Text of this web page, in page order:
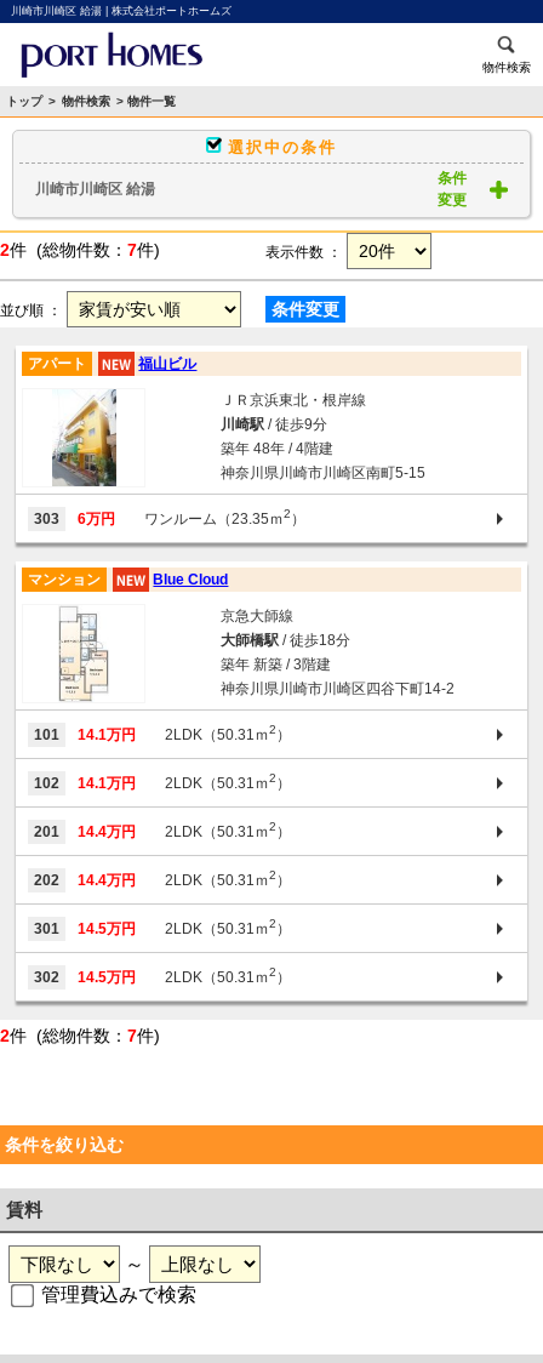
川崎市川崎区 給湯 | 株式会社ポートホームズ
物件検索
トップ > 物件検索 > 物件一覧
選択中の条件
川崎市川崎区 給湯
条件
変更
2件 (総物件数： 7件) 表示件数 ：
並び順 ： 条件変更
アパート 福山ビル
ＪＲ京浜東北・根岸線
川崎駅/ 徒歩9分
築年 48年 / 4階建
神奈川県川崎市川崎区南町5-15
303 6万円 ワンルーム（23.35ｍ2 ）
マンション Blue Cloud
京急大師線
大師橋駅/ 徒歩18分
築年 新築 / 3階建
神奈川県川崎市川崎区四谷下町14-2
101 14.1万円 2LDK（50.31ｍ2 ）
102 14.1万円 2LDK（50.31ｍ2 ）
201 14.4万円 2LDK（50.31ｍ2 ）
202 14.4万円 2LDK（50.31ｍ2 ）
301 14.5万円 2LDK（50.31ｍ2 ）
302 14.5万円 2LDK（50.31ｍ2 ）
2件 (総物件数： 7件)
条件を絞り込む
賃料
～
管理費込みで検索